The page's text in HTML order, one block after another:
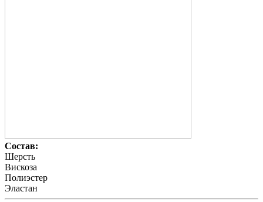
Состав:
Шерсть
Вискоза
Полиэстер
Эластан